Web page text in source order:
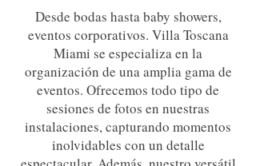
Desde bodas hasta baby showers,
eventos corporativos. Villa Toscana
Miami se especializa en la
organización de una amplia gama de
eventos. Ofrecemos todo tipo de
sesiones de fotos en nuestras
instalaciones, capturando momentos
inolvidables con un detalle